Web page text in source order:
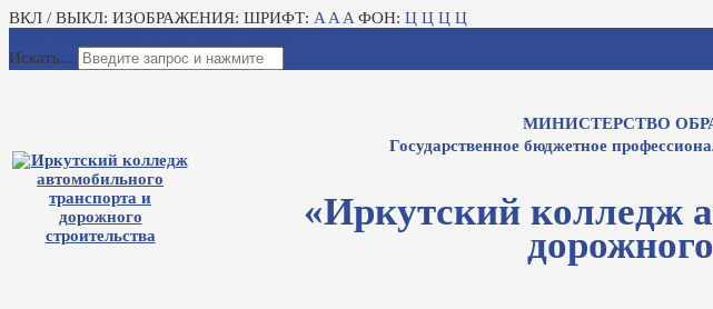
ВКЛ / ВЫКЛ: ИЗОБРАЖЕНИЯ: ШРИФТ: A A A ФОН: Ц Ц Ц Ц
Искать...
МИНИСТЕРСТВО
Государственное бюджетное
«Иркутский колледж